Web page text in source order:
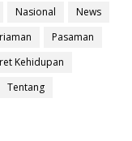
Nasional
News
Pasaman
Kehidupan
Tentang